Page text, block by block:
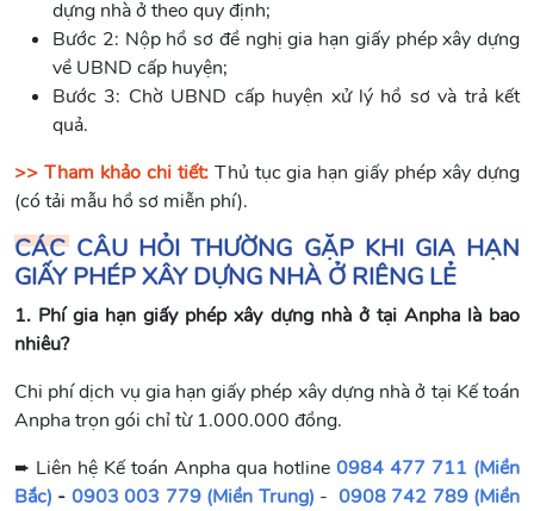
dựng nhà ở theo quy định;
Bước 2: Nộp hồ sơ đề nghị gia hạn giấy phép xây dựng
về UBND cấp huyện;
Bước 3: Chờ UBND cấp huyện xử lý hồ sơ và trả kết
quả.
>> Tham khảo chi tiết:Thủ tục gia hạn giấy phép xây dựng
(có tải mẫu hồ sơ miễn phí).
CÁC CÂU HỎI THƯỜNG GẶP KHI GIA HẠN
GIẤY PHÉP XÂY DỰNG NHÀ Ở RIÊNG LẺ
1. Phí gia hạn giấy phép xây dựng nhà ở tại Anpha là bao
nhiêu?
Chi phí dịch vụ gia hạn giấy phép xây dựng nhà ở tại Kế toán
Anpha trọn gói chỉ từ 1.000.000 đồng.
➨ Liên hệ Kế toán Anpha qua hotline 0984 477 711 (Miền
Bắc) - 0903 003 779 (Miền Trung) - 0908 742 789 (Miền